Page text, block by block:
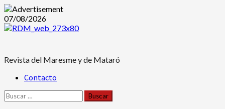
Saltar
al
07/08/2026
Revista del Maresme y de Mataró
Menú Contacto
Buscar: